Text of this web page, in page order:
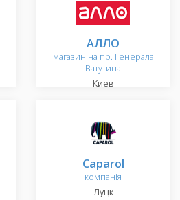
АЛЛО
магазин на пр. Генерала
Ватутина
Киев
Caparol
компанія
Луцк